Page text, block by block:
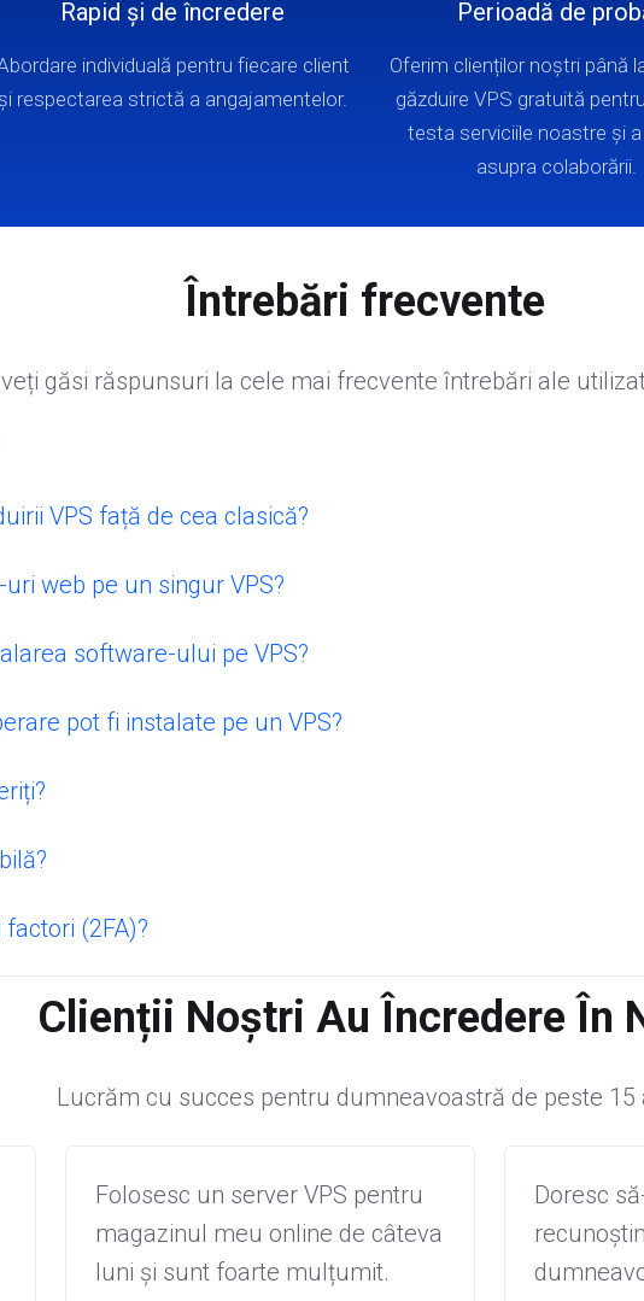
Rapid și de încredere
individuală pentru fiecare client
și respectarea strictă a angajamentelor.
Perioadă de
Oferim clienților noștri până
găzduire VPS gratuită
testa serviciile noastre și
asupra colaborării.
Întrebări frecvente
găsi răspunsuri la cele mai frecvente întrebări ale
VPS față de cea clasică?
web pe un singur VPS?
software-ului pe VPS?
pot fi instalate pe un VPS?
(2FA)?
Clienții Noștri Au Încredere În
Lucrăm cu succes pentru dumneavoastră de peste 15
Folosesc un server VPS pentru
magazinul meu online de câteva
luni și sunt foarte mulțumit.
Doresc